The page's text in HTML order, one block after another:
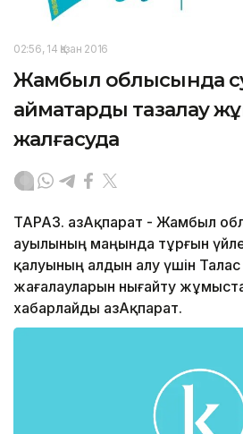
02:56, 14 Қазан 2016
Жамбыл облысында су
аймақтарды тазалау
жалғасуда
ТАРАЗ. ҚазАқпарат - Жамбыл
ауылының маңында тұрғын
қалуының алдын алу үшін Талас
жағалауларын нығайту
хабарлайды ҚазАқпарат.